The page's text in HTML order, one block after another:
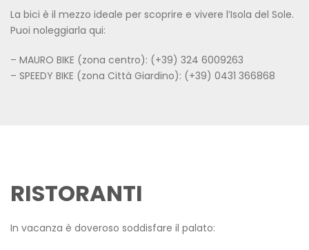
La bici è il mezzo ideale per scoprire e vivere l’Isola del Sole.
Puoi noleggiarla qui:
– MAURO BIKE (zona centro): (+39) 324 6009263
– SPEEDY BIKE (zona Città Giardino): (+39) 0431 366868
RISTORANTI
In vacanza è doveroso soddisfare il palato: